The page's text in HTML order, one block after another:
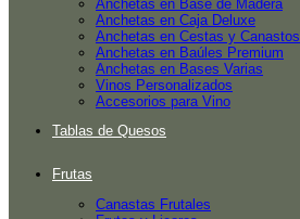
Anchetas en Base de Madera
Anchetas en Caja Deluxe
Anchetas en Cestas y Canastos
Anchetas en Baúles Premium
Anchetas en Bases Varias
Vinos Personalizados
Accesorios para Vino
Tablas de Quesos
Frutas
Canastas Frutales